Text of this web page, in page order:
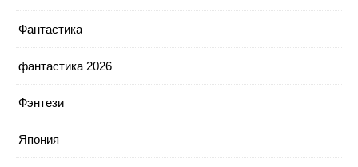
Фантастика
фантастика 2026
Фэнтези
Япония